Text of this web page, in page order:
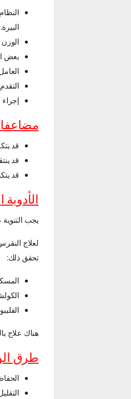
البيرة.
بعض
إجراء
قد
قد
قد
يجب
لعلاج
تحقق ذلك:
هناك علاج
طرق